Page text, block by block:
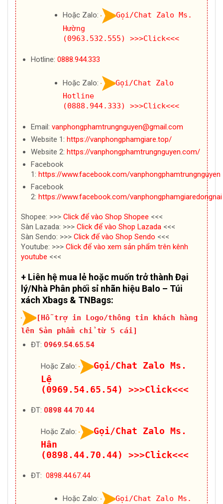
Hoặc Zalo:
Gọi/Chat Zalo Ms.
Hường
(0963.532.555)
>>>Click<<<
Hotline: 0888.944.333
Hoặc Zalo:
Gọi/Chat Zalo
Hotline
(0888.944.333)
>>>Click<<<
Email: vanphongphamtrungnguyen@gmail.com
Website 1: https://vanphongphamgiare.top/
Website 2: https://vanphongphamtrungnguyen.com/
Facebook
1: https://www.facebook.com/vanphongphamtrungnguyen
Facebook
2: https://www.facebook.com/vanphongphamgiaredongnai
Shopee: >>> Click để vào Shop Shopee <<<
Sàn Lazada: >>> Click để vào Shop Lazada <<<
Sàn Sendo: >>> Click để vào Shop Sendo <<<
Youtube: >>> Click để vào xem sản phẩm trên kênh
youtube <<<
+ Liên hệ mua lẻ hoặc muốn trở thành Đại
lý/Nhà Phân phối sỉ nhãn hiệu Balo – Túi
xách Xbags & TNBags:
[Hỗ trợ in Logo/thông tin khách hàng
lên Sản phẩm chỉ từ 5 cái]
ĐT: 0969.54.65.54
Hoặc Zalo:
Gọi/Chat Zalo Ms.
Lệ
(0969.54.65.54)
>>>Click<<<
ĐT: 0898 44 70 44
Hoặc Zalo:
Gọi/Chat Zalo Ms.
Hân
(0898.44.70.44)
>>>Click<<<
ĐT: 0898.44.67.44
Hoặc Zalo:
Gọi/Chat Zalo Ms.